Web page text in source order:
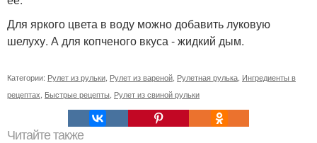
Для яркого цвета в воду можно добавить луковую
шелуху. А для копченого вкуса - жидкий дым.
Категории: Рулет из рульки Рулет из вареной Рулетная рулька Ингредиенты в
рецептах Быстрые рецепты Рулет из свиной рульки
Читайте также